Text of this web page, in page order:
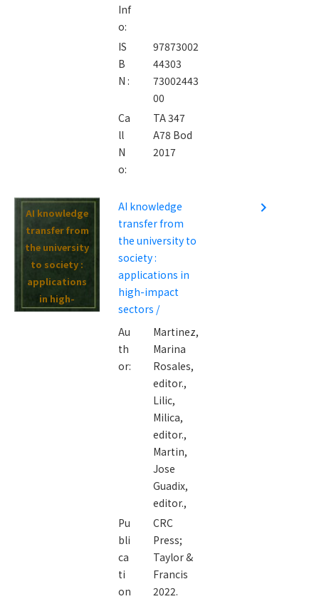
Inf
o:
IS
B
N :
97873002
44303
73002443
00
Ca
ll
N
o:
TA 347
A78 Bod
2017
AI knowledge
transfer from
the university
to society :
applications
in high-
impact
AI knowledge
transfer from
the university to
society :
applications in
high-impact
sectors /
Au
th
or:
Martinez,
Marina
Rosales,
editor.,
Lilic,
Milica,
editor.,
Martin,
Jose
Guadix,
editor.,
Pu
bli
ca
ti
on
CRC
Press;
Taylor &
Francis
2022.
navigate_next